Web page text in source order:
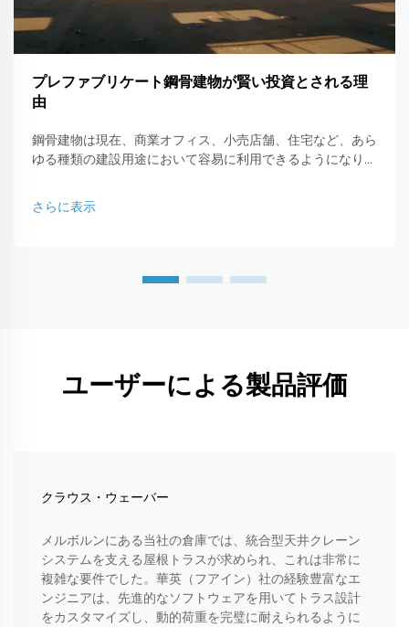
プレファブリケート鋼骨建物が賢い投資とされる理
由
鋼骨建物は現在、商業オフィス、小売店舗、住宅など、あら
ゆる種類の建設用途において容易に利用できるようになりま
ス投資なのか、その理由について説明します。
さらに表示
ユーザーによる製品評価
クラウス・ウェーバー
メルボルンにある当社の倉庫では、統合型天井クレーン
システムを支える屋根トラスが求められ、これは非常に
複雑な要件でした。華英（フアイン）社の経験豊富なエ
ンジニアは、先進的なソフトウェアを用いてトラス設計
をカスタマイズし、動的荷重を完璧に耐えられるように